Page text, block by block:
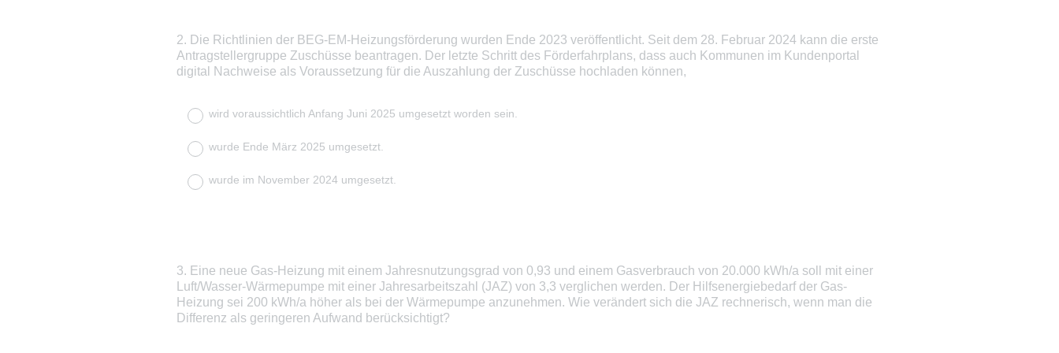
Question
Title
2. Die Richtlinien der BEG-EM-Heizungsförderung wurden Ende 2023 veröffentlicht. Seit dem 28. Februar 2024 kann die erste
Antragstellergruppe Zuschüsse beantragen. Der letzte Schritt des Förderfahrplans, dass auch Kommunen im Kundenportal
digital Nachweise als Voraussetzung für die Auszahlung der Zuschüsse hochladen können,
wird voraussichtlich Anfang Juni 2025 umgesetzt worden sein.
wurde Ende März 2025 umgesetzt.
wurde im November 2024 umgesetzt.
Question
Title
3. Eine neue Gas-Heizung mit einem Jahresnutzungsgrad von 0,93 und einem Gasverbrauch von 20.000 kWh/a soll mit einer
Luft/Wasser-Wärmepumpe mit einer Jahresarbeitszahl (JAZ) von 3,3 verglichen werden. Der Hilfsenergiebedarf der Gas-
Heizung sei 200 kWh/a höher als bei der Wärmepumpe anzunehmen. Wie verändert sich die JAZ rechnerisch, wenn man die
Differenz als geringeren Aufwand berücksichtigt?